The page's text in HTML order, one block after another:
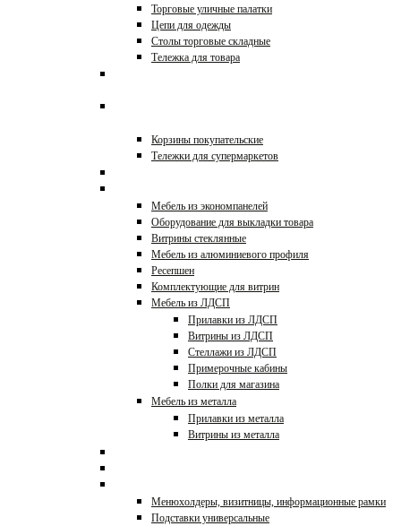
Торговые уличные палатки
Цепи для одежды
Столы торговые складные
Тележка для товара
Корзины покупательские
Тележки для супермаркетов
Мебель из экономпанелей
Оборудование для выкладки товара
Витрины стеклянные
Мебель из алюминиевого профиля
Ресепшен
Комплектующие для витрин
Мебель из ЛДСП
Прилавки из ЛДСП
Витрины из ЛДСП
Стеллажи из ЛДСП
Примерочные кабины
Полки для магазина
Мебель из металла
Прилавки из металла
Витрины из металла
Менюхолдеры, визитницы, информационные рамки
Подставки универсальные